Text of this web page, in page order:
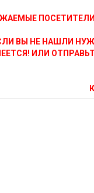
ВЫ НЕ НАШЛИ
ИЛИ